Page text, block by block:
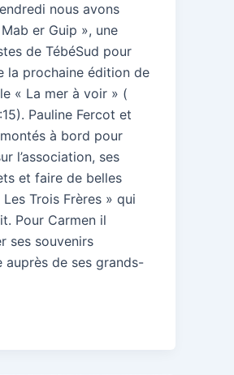
nous avons
er Guip », une
de TébéSud pour
la prochaine édition de
« La mer à voir » (
Pauline Fercot et
à bord pour
l’association, ses
et faire de belles
Trois Frères » qui
Pour Carmen il
ses souvenirs
auprès de ses grands-